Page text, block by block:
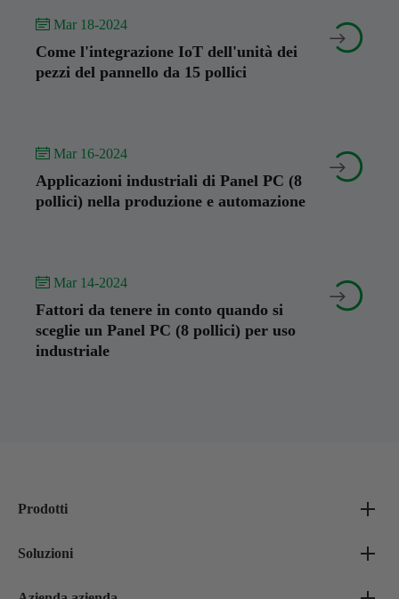
 Mar 18-2024
Come l'integrazione IoT dell'unità dei
pezzi del pannello da 15 pollici


 Mar 16-2024
Applicazioni industriali di Panel PC (8
pollici) nella produzione e automazione


 Mar 14-2024
Fattori da tenere in conto quando si
sceglie un Panel PC (8 pollici) per uso
industriale


Prodotti
Soluzioni